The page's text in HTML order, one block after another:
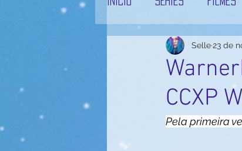
Entretenimento
QuadrinhosCCXP
Selle23 de
Pela primeira